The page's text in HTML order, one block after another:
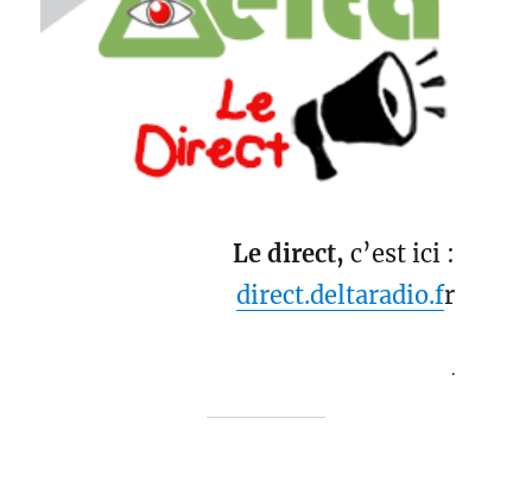
Le direct, c’est ici :
direct.deltaradio.fr
.